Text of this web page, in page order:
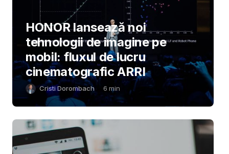
HONOR lansează noi
tehnologii de imagine pe
mobil: fluxul de lucru
cinematografic ARRI
Cristi Dorombach 6 min